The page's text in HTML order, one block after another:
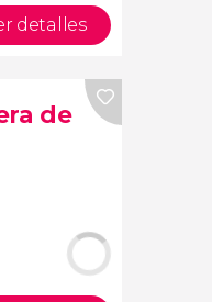
detalles
de